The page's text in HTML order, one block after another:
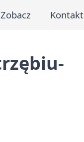
Zobacz Kontakt